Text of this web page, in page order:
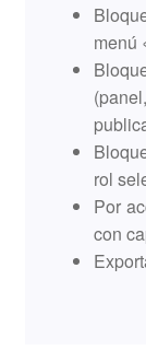
menú
rol
Por
con